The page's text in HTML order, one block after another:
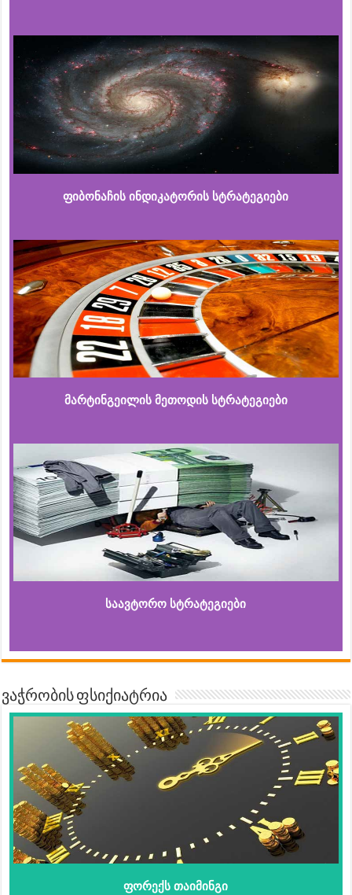
ფიბონაჩის ინდიკატორის სტრატეგიები
მარტინგეილის მეთოდის სტრატეგიები
საავტორო სტრატეგიები
ვაჭრობის ფსიქიატრია
ფორექს თაიმინგი